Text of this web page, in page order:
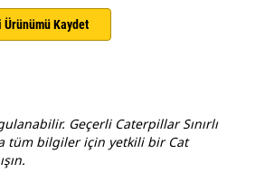
Ürünümü Kaydet
Geçerli Caterpillar Sınırlı
tüm bilgiler için yetkili bir Cat